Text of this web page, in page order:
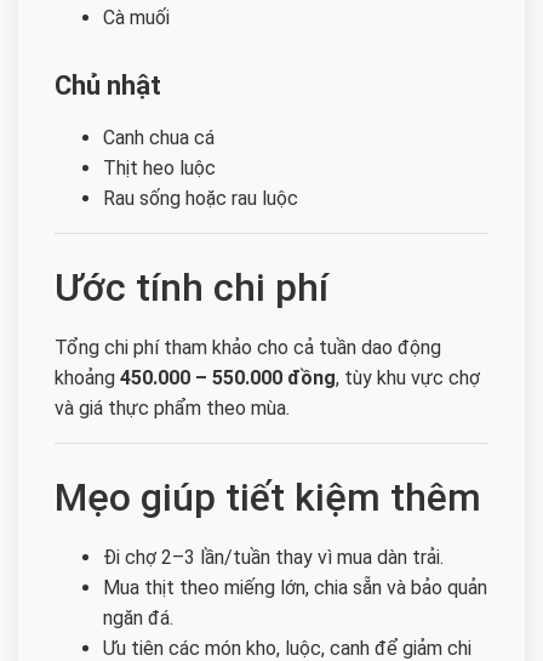
Cà muối
Chủ nhật
Canh chua cá
Thịt heo luộc
Rau sống hoặc rau luộc
Ước tính chi phí
Tổng chi phí tham khảo cho cả tuần dao động
khoảng 450.000 – 550.000 đồng, tùy khu vực chợ
và giá thực phẩm theo mùa.
Mẹo giúp tiết kiệm thêm
Đi chợ 2–3 lần/tuần thay vì mua dàn trải.
Mua thịt theo miếng lớn, chia sẵn và bảo quản
ngăn đá.
Ưu tiên các món kho, luộc, canh để giảm chi